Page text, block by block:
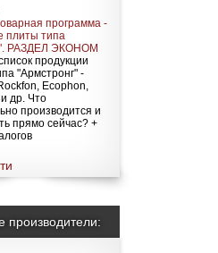
Потолочная плита ULTIMA
программа -
плиты типа
РАЗДЕЛ ЭКОНОМ
продукции
"Армстронг" -
Ecophon,
др. Что
производится и
прямо сейчас? +
производители: